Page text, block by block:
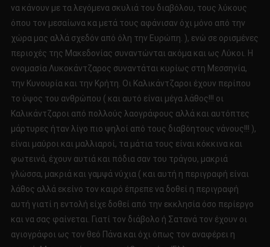
να κάνουν με τα λεγόμενα σκυλιά του διαβόλου, τους λύκους
όπου τον μεσαίωνα κα μετά τους αφάνισαν όχι μόνο από την
χώρα μας αλλά σχεδόν από όλη την Ευρώπη. ), ενώ σε ορισμένες
περιοχές της Μακεδονίας συναντώνται ακόμα και ως Λύκοι. Η
ονομασία Λυκοκάντζαρος συναντάται κυρίως στη Μεσσηνία,
την Κυνουρία και την Κρήτη. Οι Καλικάντζαροι έχουν περίπου
το ύψος του ανθρώπου ( και αυτό είναι μέγα λάθος!!! οι
Καλικάντζαροι από πολλούς λαογράφους αλλά και αυτόπτες
μάρτυρες ήταν λίγο πιο ψηλοί από τους διαβόητους νάνους!!! ),
είναι μαύροι και μαλλιαροί, τα μάτια τους είναι κόκκινα και
φωτεινά, έχουν αυτιά και πόδια σαν του τράγου, μακριά
γλώσσα, μακριά και γαμψά νύχια ( και αυτή η περιγραφή είναι
λάθος αλλά εκείνο τον καιρό έπρεπε να δοθεί η περιγραφή
αυτή γιατί η εντολή είχε δοθεί από την εκκλησία όσο περίεργο
και να σας φαίνεται. Γιατί τον διάβολο ή Σατανά τον έχουν οι
αγιογράφοι ως τον θεό Πάνα και όχι όπως τον αναφέρει η